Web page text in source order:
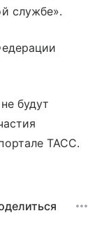
службе».
будут
ТАСС.